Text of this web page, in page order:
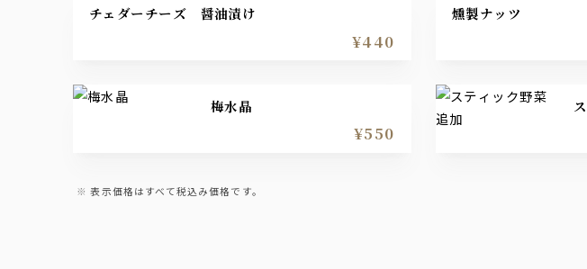
チェダーチーズ 醤油漬け
¥440
燻製ナッツ
梅水晶
¥550
表示価格はすべて税込み価格です。